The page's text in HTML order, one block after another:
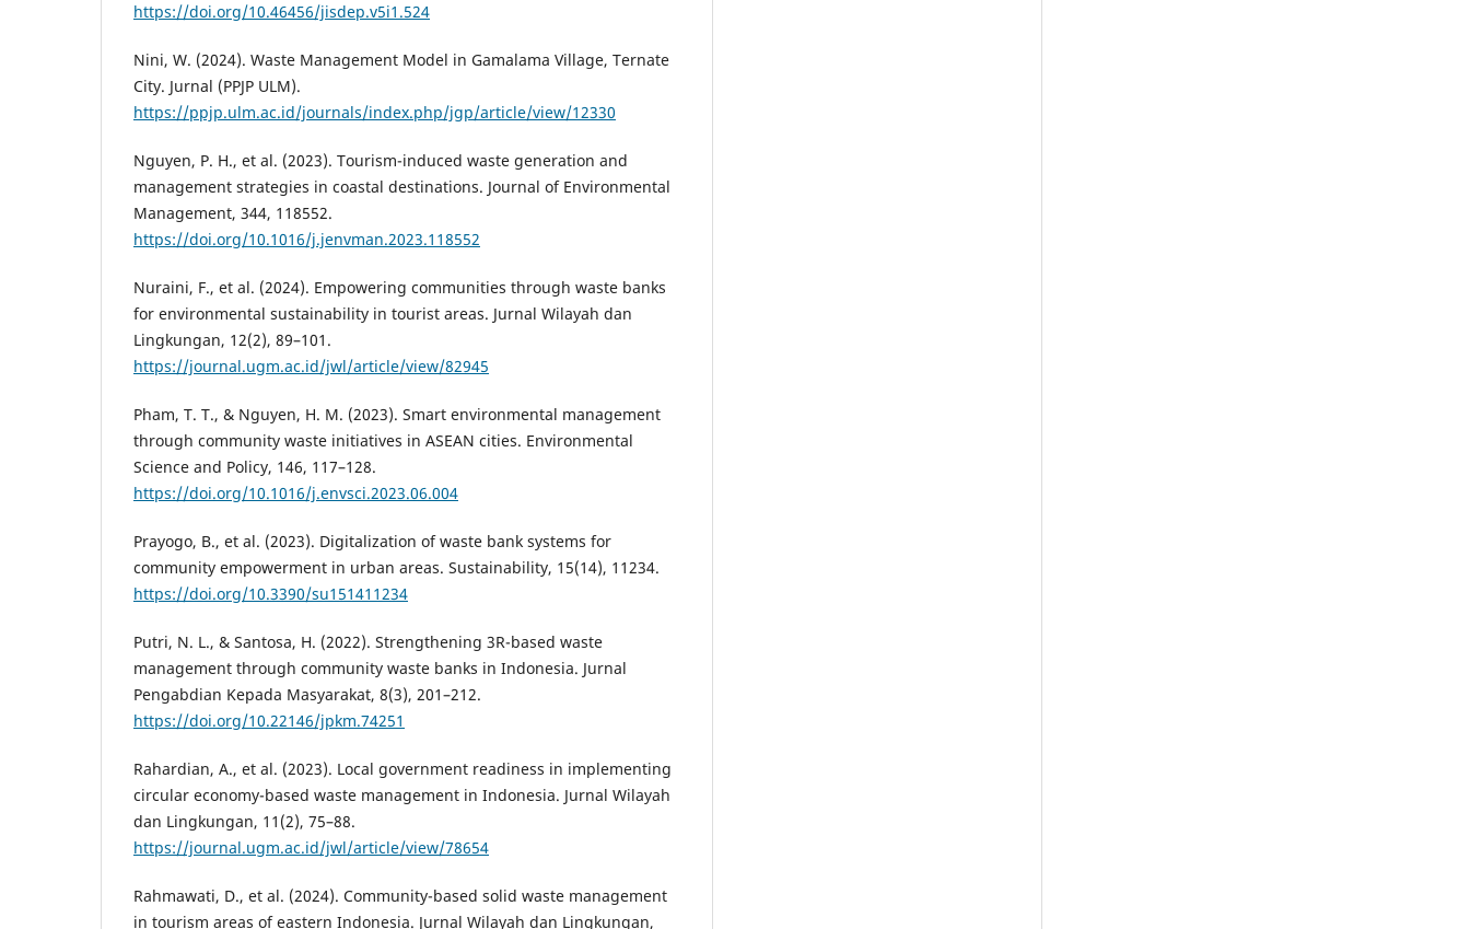
https://doi.org/10.46456/jisdep.v5i1.524
Nini, W. (2024). Waste Management Model in Gamalama Village, Ternate
City. Jurnal (PPJP ULM).
https://ppjp.ulm.ac.id/journals/index.php/jgp/article/view/12330
Nguyen, P. H., et al. (2023). Tourism-induced waste generation and
management strategies in coastal destinations. Journal of Environmental
Management, 344, 118552.
https://doi.org/10.1016/j.jenvman.2023.118552
Nuraini, F., et al. (2024). Empowering communities through waste banks
for environmental sustainability in tourist areas. Jurnal Wilayah dan
Lingkungan, 12(2), 89–101.
https://journal.ugm.ac.id/jwl/article/view/82945
Pham, T. T., & Nguyen, H. M. (2023). Smart environmental management
through community waste initiatives in ASEAN cities. Environmental
Science and Policy, 146, 117–128.
https://doi.org/10.1016/j.envsci.2023.06.004
Prayogo, B., et al. (2023). Digitalization of waste bank systems for
community empowerment in urban areas. Sustainability, 15(14), 11234.
https://doi.org/10.3390/su151411234
Putri, N. L., & Santosa, H. (2022). Strengthening 3R-based waste
management through community waste banks in Indonesia. Jurnal
Pengabdian Kepada Masyarakat, 8(3), 201–212.
https://doi.org/10.22146/jpkm.74251
Rahardian, A., et al. (2023). Local government readiness in implementing
circular economy-based waste management in Indonesia. Jurnal Wilayah
dan Lingkungan, 11(2), 75–88.
https://journal.ugm.ac.id/jwl/article/view/78654
Rahmawati, D., et al. (2024). Community-based solid waste management
in tourism areas of eastern Indonesia. Jurnal Wilayah dan Lingkungan,